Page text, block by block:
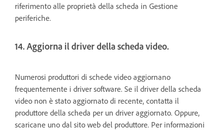
riferimento alle proprietà della scheda in Gestione
periferiche.
14. Aggiorna il driver della scheda video.
Numerosi produttori di schede video aggiornano
frequentemente i driver software. Se il driver della scheda
video non è stato aggiornato di recente, contatta il
produttore della scheda per un driver aggiornato. Oppure,
scaricane uno dal sito web del produttore. Per informazioni